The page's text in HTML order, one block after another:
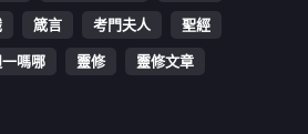
箴言 考門夫人
聖經
嗎哪 靈修 靈修文章